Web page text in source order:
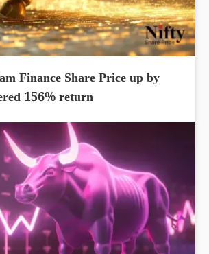
Finance Share Price up by
156% return